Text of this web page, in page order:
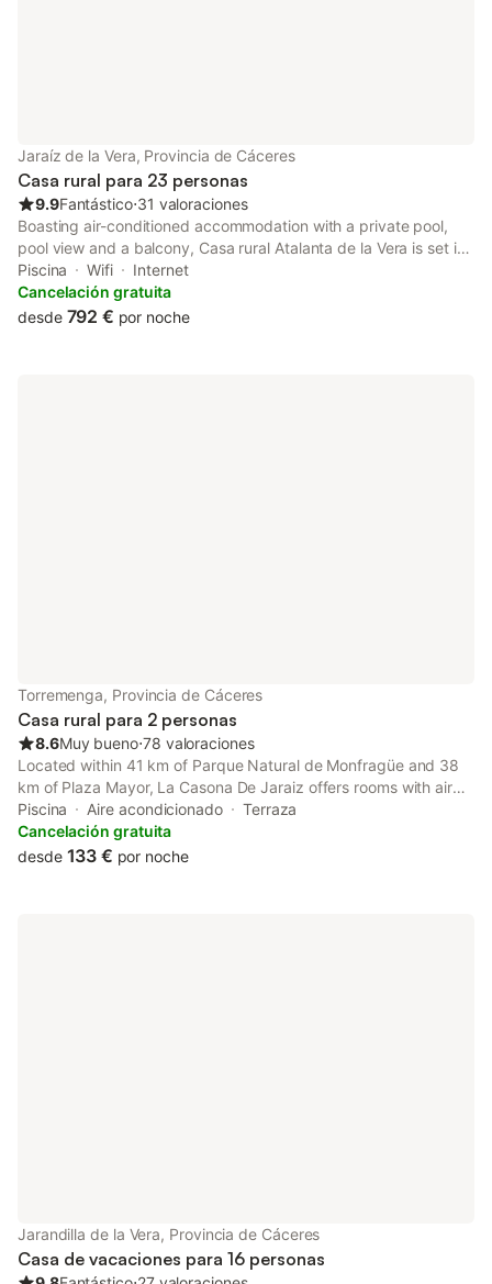
Jaraíz de la Vera, Provincia de Cáceres
Casa rural para 23 personas
9.9Fantástico⋅31 valoraciones
Boasting air-conditioned accommodation with a private pool,
pool view and a balcony, Casa rural Atalanta de la Vera is set in
Jaraiz de la Vera. Featuring a shared kitchen, this property also
provides guests with a picnic area.
Piscina Wifi
Internet
Cancelación gratuita
desde 792 € por noche
Torremenga, Provincia de Cáceres
Casa rural para 2 personas
8.6Muy bueno⋅78 valoraciones
Located within 41 km of Parque Natural de Monfragüe and 38
km of Plaza Mayor, La Casona De Jaraiz offers rooms with air
conditioning and a private bathroom in Jaraiz de la Vera.
Piscina Aire acondicionado
Terraza
Cancelación gratuita
desde 133 € por noche
Jarandilla de la Vera, Provincia de Cáceres
Casa de vacaciones para 16 personas